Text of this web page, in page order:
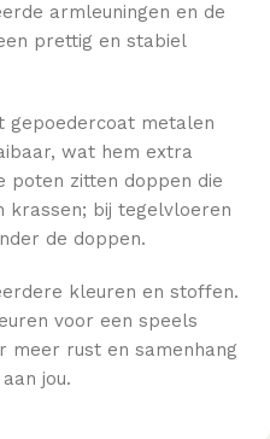
armleuningen en de
prettig en stabiel
gepoedercoat metalen
wat hem extra
poten zitten doppen die
krassen; bij tegelvloeren
de doppen.
kleuren en stoffen.
voor een speels
meer rust en samenhang
jou.